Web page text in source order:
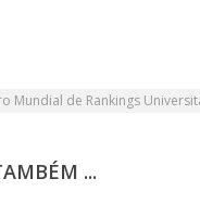
Mundial de Rankings
...